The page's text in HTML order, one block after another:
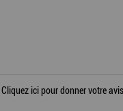
Cliquez ici pour donner votre